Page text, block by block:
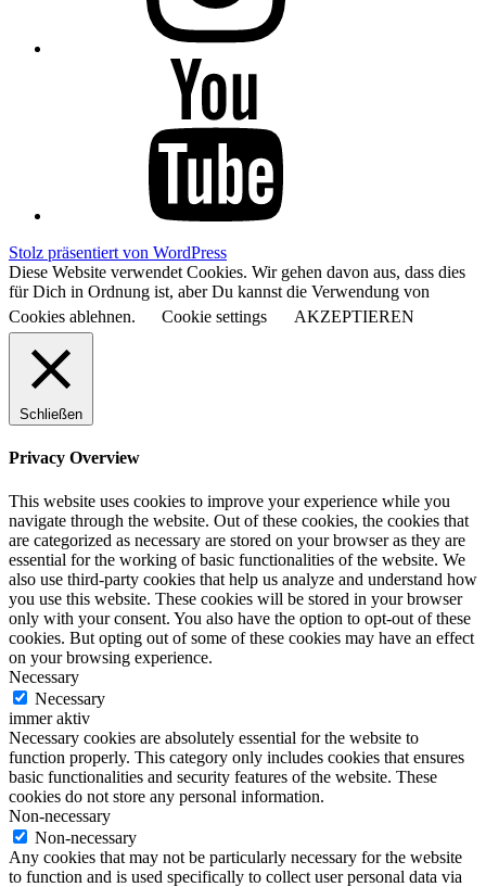
Stolz präsentiert von WordPress
Diese Website verwendet Cookies. Wir gehen davon aus, dass dies
für Dich in Ordnung ist, aber Du kannst die Verwendung von
Cookies ablehnen.
Cookie settings AKZEPTIEREN
Schließen
Privacy Overview
This website uses cookies to improve your experience while you
navigate through the website. Out of these cookies, the cookies that
are categorized as necessary are stored on your browser as they are
essential for the working of basic functionalities of the website. We
also use third-party cookies that help us analyze and understand how
you use this website. These cookies will be stored in your browser
only with your consent. You also have the option to opt-out of these
cookies. But opting out of some of these cookies may have an effect
on your browsing experience.
Necessary
Necessary
immer aktiv
Necessary cookies are absolutely essential for the website to
function properly. This category only includes cookies that ensures
basic functionalities and security features of the website. These
cookies do not store any personal information.
Non-necessary
Non-necessary
Any cookies that may not be particularly necessary for the website
to function and is used specifically to collect user personal data via